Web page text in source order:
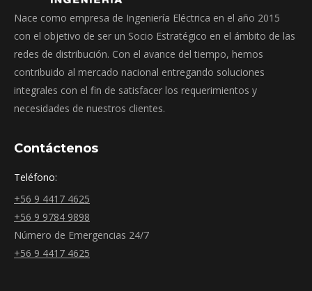
Nace como empresa de Ingeniería Eléctrica en el año 2015
con el objetivo de ser un Socio Estratégico en el ámbito de las
redes de distribución. Con el avance del tiempo, hemos
contribuido al mercado nacional entregando soluciones
integrales con el fin de satisfacer los requerimientos y
necesidades de nuestros clientes.
Contáctenos
Teléfono:
+56 9 4417 4625
+56 9 9784 9898
Número de Emergencias 24/7
+56 9 4417 4625